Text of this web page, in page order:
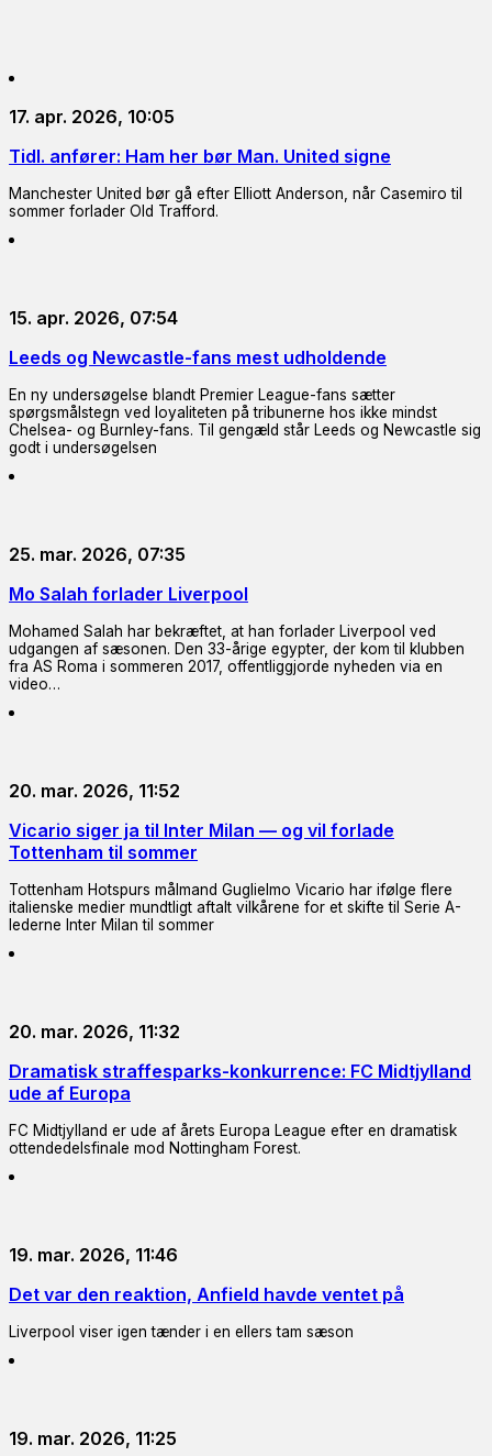
17. apr. 2026, 10:05
Tidl. anfører: Ham her bør Man. United signe
Manchester United bør gå efter Elliott Anderson, når Casemiro til
sommer forlader Old Trafford.
15. apr. 2026, 07:54
Leeds og Newcastle-fans mest udholdende
En ny undersøgelse blandt Premier League-fans sætter
spørgsmålstegn ved loyaliteten på tribunerne hos ikke mindst
Chelsea- og Burnley-fans. Til gengæld står Leeds og Newcastle sig
godt i undersøgelsen
25. mar. 2026, 07:35
Mo Salah forlader Liverpool
Mohamed Salah har bekræftet, at han forlader Liverpool ved
udgangen af sæsonen. Den 33-årige egypter, der kom til klubben
fra AS Roma i sommeren 2017, offentliggjorde nyheden via en
video…
20. mar. 2026, 11:52
Vicario siger ja til Inter Milan — og vil forlade
Tottenham til sommer
Tottenham Hotspurs målmand Guglielmo Vicario har ifølge flere
italienske medier mundtligt aftalt vilkårene for et skifte til Serie A-
lederne Inter Milan til sommer
20. mar. 2026, 11:32
Dramatisk straffesparks-konkurrence: FC Midtjylland
ude af Europa
FC Midtjylland er ude af årets Europa League efter en dramatisk
ottendedelsfinale mod Nottingham Forest.
19. mar. 2026, 11:46
Det var den reaktion, Anfield havde ventet på
Liverpool viser igen tænder i en ellers tam sæson
19. mar. 2026, 11:25